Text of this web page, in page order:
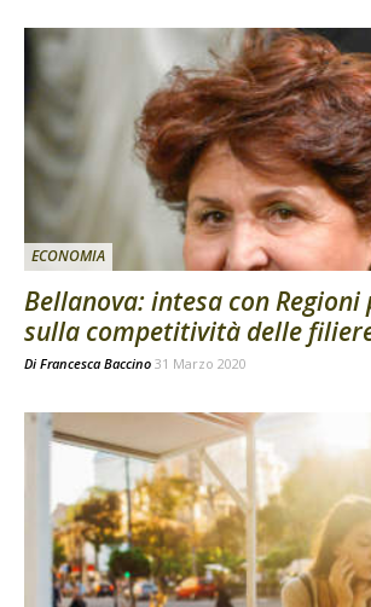
ECONOMIA
Bellanova: intesa con Regioni
sulla competitività delle
Di Francesca Baccino 31 Marzo 2020